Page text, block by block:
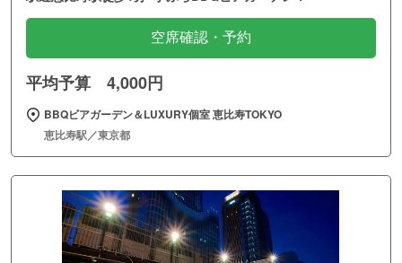
空席確認・予約
平均予算 4,000円
BBQビアガーデン＆LUXURY個室 恵比寿TOKYO
恵比寿駅／東京都